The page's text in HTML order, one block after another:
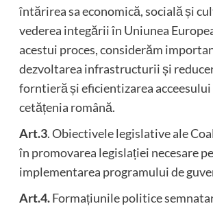
întărirea sa economică, socială și
vederea integării în Uniunea
acestui proces, considerăm
dezvoltarea infrastructurii și
forntieră și eficientizarea acceesului
cetățenia română.
Art.3. Obiectivele legislative ale
în promovarea legislației necesare
implementarea programului de
Art.4.Formațiunile politice